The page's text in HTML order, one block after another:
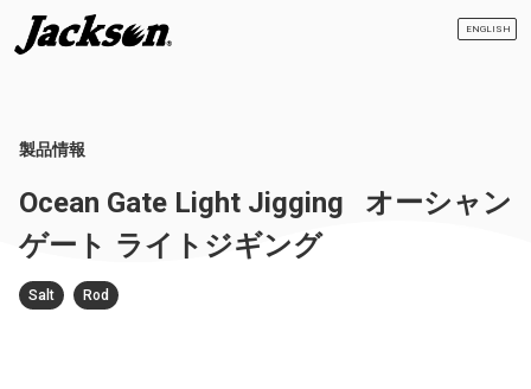
ENGLISH
製品情報
Ocean Gate Light Jigging
オーシャン
ゲート ライトジギング
Salt Rod